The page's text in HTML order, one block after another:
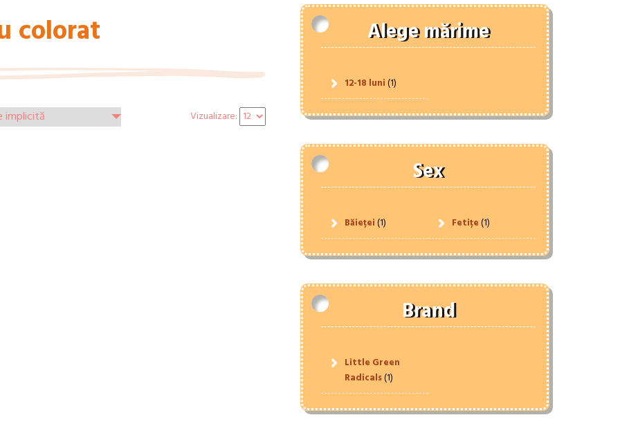
colorat
Vizualizare:
Alege mărime
12-18 luni(1)
Sex
Băieței(1) Fetițe(1)
Brand
Little Green
Radicals(1)